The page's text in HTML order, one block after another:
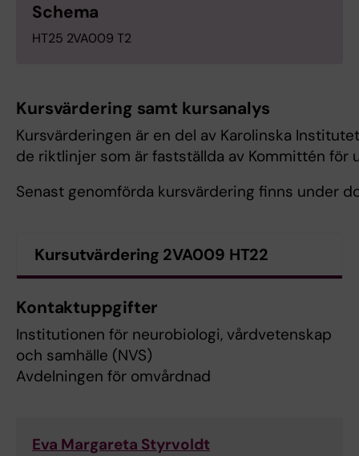
Schema
HT25 2VA009 T2
Kursvärdering samt kursanalys
Kursvärderingen är en del av Karolinska
de riktlinjer som är fastställda av Kommittén
Senast genomförda kursvärdering finns under
Kursutvärdering 2VA009 HT22
Kontaktuppgifter
Institutionen för neurobiologi, vårdvetenskap
och samhälle (NVS)
Avdelningen för omvårdnad
Eva Margareta Styrvoldt